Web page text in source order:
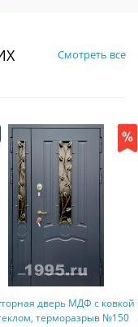
Смотреть все
дверь МДФ с ковкой
терморазрыв №150